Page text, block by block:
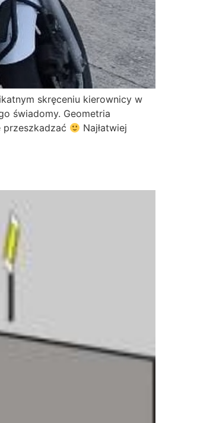
skręceniu kierownicy w
świadomy. Geometria
przeszkadzać
Najłatwiej